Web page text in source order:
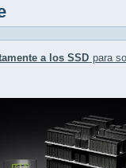
a los SSD para